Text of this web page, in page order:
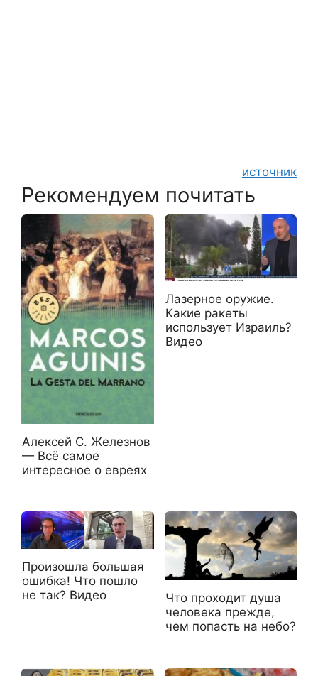
источник
Рекомендуем почитать
Алексей С. Железнов
— Всё самое
интересное о евреях
Лазерное оружие.
Какие ракеты
использует Израиль?
Видео
Произошла большая
ошибка! Что пошло
не так? Видео
Что проходит душа
человека прежде,
чем попасть на небо?